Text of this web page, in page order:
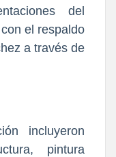
del
el respaldo
a través de
incluyeron
pintura